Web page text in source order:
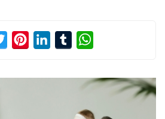
TwitterPinterestLinkedInTumblr